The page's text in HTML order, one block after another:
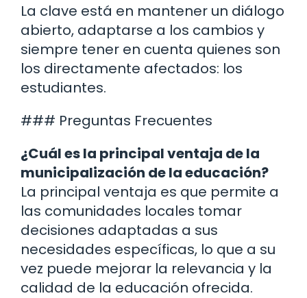
La clave está en mantener un diálogo
abierto, adaptarse a los cambios y
siempre tener en cuenta quienes son
los directamente afectados: los
estudiantes.
### Preguntas Frecuentes
¿Cuál es la principal ventaja de la
municipalización de la educación?
La principal ventaja es que permite a
las comunidades locales tomar
decisiones adaptadas a sus
necesidades específicas, lo que a su
vez puede mejorar la relevancia y la
calidad de la educación ofrecida.